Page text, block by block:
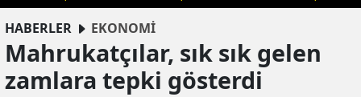
HABERLER
EKONOMİ
Mahrukatçılar, sık sık gelen
zamlara tepki gösterdi